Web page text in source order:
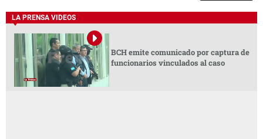
LA PRENSA VIDEOS
BCH emite comunicado por captura de
funcionarios vinculados al caso